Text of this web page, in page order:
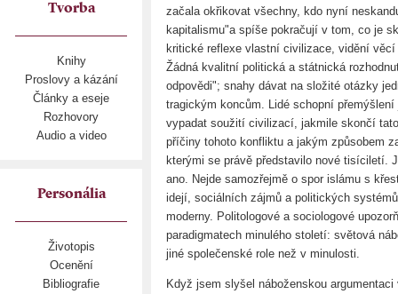
Tvorba
Knihy
Proslovy a kázání
Články a eseje
Rozhovory
Audio a video
Personália
Životopis
Ocenění
Bibliografie
začala okřikovat všechny, kdo nyní
kapitalismu"a spíše pokračují v tom, co je
kritické reflexe vlastní civilizace, vidění
Žádná kvalitní politická a státnická
odpovědi"; snahy dávat na složité otázky
tragickým koncům. Lidé schopní
vypadat soužití civilizací, jakmile skončí
příčiny tohoto konfliktu a jakým způsobem
kterými se právě představilo nové tisíciletí.
ano. Nejde samozřejmě o spor islámu s
idejí, sociálních zájmů a politických
moderny. Politologové a sociologové
paradigmatech minulého století: světová
jiné společenské role než v minulosti.
Když jsem slyšel náboženskou